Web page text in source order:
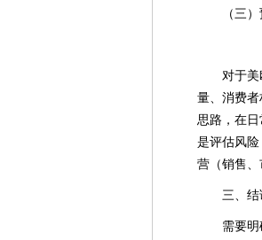
（三
对于
量、消费
思路，在
是评估风
营（销售、
三、结
需要